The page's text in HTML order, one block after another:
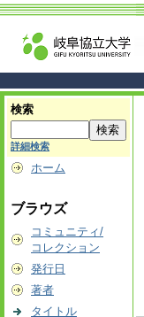
検索
詳細検索
ホーム
ブラウズ
コミュニティ/
コレクション
発行日
著者
タイトル